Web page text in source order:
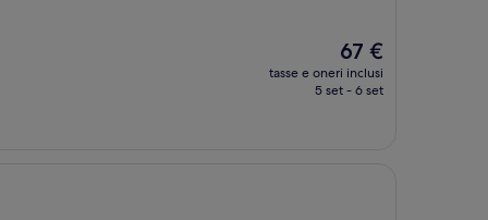
Il
prezzo
attuale
67 €
tasse e oneri inclusi
5 set - 6 set